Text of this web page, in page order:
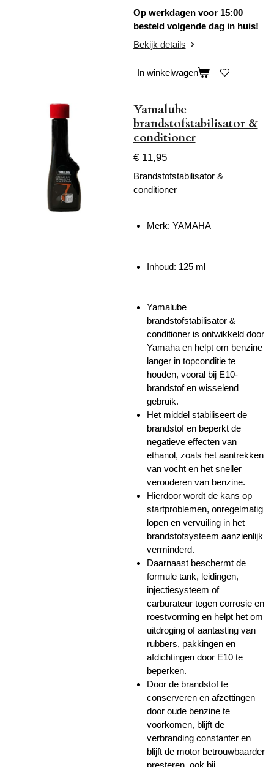
Op werkdagen voor 15:00
besteld volgende dag in huis!
Bekijk details
In winkelwagen
Yamalube
brandstofstabilisator &
conditioner
€ 11,95
Brandstofstabilisator &
conditioner
Merk: YAMAHA
Inhoud: 125 ml
Yamalube
brandstofstabilisator &
conditioner is ontwikkeld door
Yamaha en helpt om benzine
langer in topconditie te
houden, vooral bij E10-
brandstof en wisselend
gebruik.
Het middel stabiliseert de
brandstof en beperkt de
negatieve effecten van
ethanol, zoals het aantrekken
van vocht en het sneller
verouderen van benzine.
Hierdoor wordt de kans op
startproblemen, onregelmatig
lopen en vervuiling in het
brandstofsysteem aanzienlijk
verminderd.
Daarnaast beschermt de
formule tank, leidingen,
injectiesysteem of
carburateur tegen corrosie en
roestvorming en helpt het om
uitdroging of aantasting van
rubbers, pakkingen en
afdichtingen door E10 te
beperken.
Door de brandstof te
conserveren en afzettingen
door oude benzine te
voorkomen, blijft de
verbranding constanter en
blijft de motor betrouwbaarder